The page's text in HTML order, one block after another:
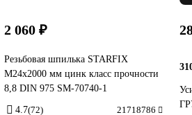
2 060 ₽
Резьбовая шпилька STARFIX
М24х2000 мм цинк класс прочности
8,8 DIN 975 SM-70740-1
4.7(72) 21718786